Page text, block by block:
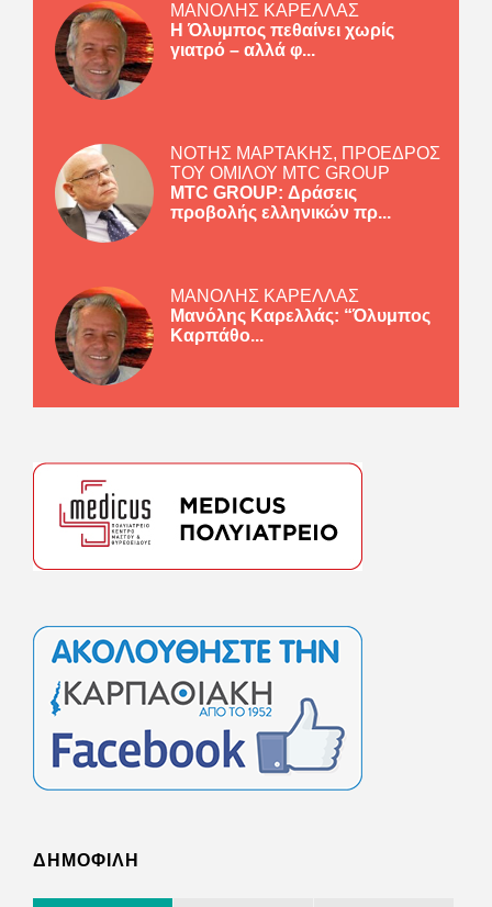
ΜΑΝΟΛΗΣ ΚΑΡΕΛΛΑΣ
Η Όλυμπος πεθαίνει χωρίς
γιατρό – αλλά φ...
ΝΟΤΗΣ ΜΑΡΤΑΚΗΣ, ΠΡΟΕΔΡΟΣ
ΤΟΥ ΟΜΙΛΟΥ MTC GROUP
MTC GROUP: Δράσεις
προβολής ελληνικών πρ...
ΜΑΝΟΛΗΣ ΚΑΡΕΛΛΑΣ
Μανόλης Καρελλάς: “Όλυμπος
Καρπάθο...
ΔΗΜΟΦΙΛΗ